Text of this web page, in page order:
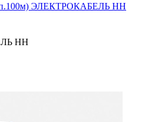
ЭЛЕКТРОКАБЕЛЬ НН
НН